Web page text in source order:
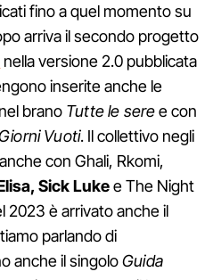
fino a quel momento su
arriva il secondo progetto
nella versione 2.0 pubblicata
inserite anche le
brano Tutte le seree con
Vuoti. Il collettivo negli
con Ghali, Rkomi,
Sick Lukee The Night
2023 è arrivato anche il
parlando di
anche il singoloGuida